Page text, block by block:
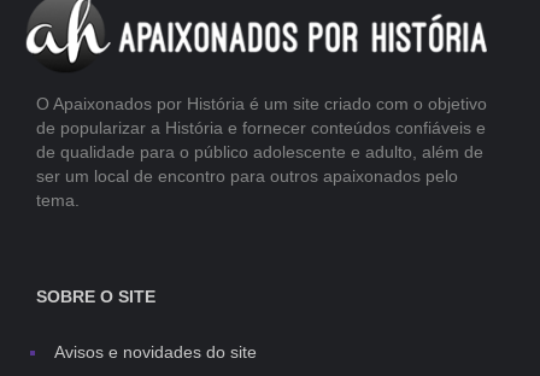
O Apaixonados por História é um site criado com o objetivo
de popularizar a História e fornecer conteúdos confiáveis e
de qualidade para o público adolescente e adulto, além de
ser um local de encontro para outros apaixonados pelo
tema.
SOBRE O SITE
Avisos e novidades do site